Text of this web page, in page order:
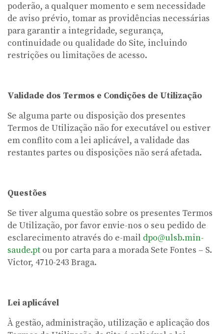
poderão, a qualquer momento e sem necessidade
de aviso prévio, tomar as providências necessárias
para garantir a integridade, segurança,
continuidade ou qualidade do Site, incluindo
restrições ou limitações de acesso.
Validade dos Termos e Condições de Utilização
Se alguma parte ou disposição dos presentes
Termos de Utilização não for executável ou estiver
em conflito com a lei aplicável, a validade das
restantes partes ou disposições não será afetada.
Questões
Se tiver alguma questão sobre os presentes Termos
de Utilização, por favor envie-nos o seu pedido de
esclarecimento através do e-mail dpo@ulsb.min-
saude.pt ou por carta para a morada Sete Fontes – S.
Victor, 4710-243 Braga.
Lei aplicável
À gestão, administração, utilização e aplicação dos